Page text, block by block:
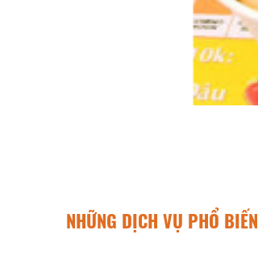
NHỮNG DỊCH VỤ PHỔ BIẾN